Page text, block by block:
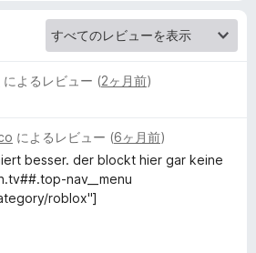
によるレビュー (2ヶ月前)
によるレビュー (6ヶ月前)
besser. der blockt hier gar keine
nav__menu
roblox"]